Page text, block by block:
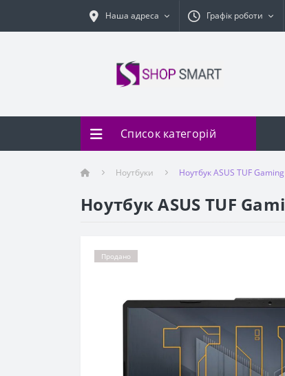
Наша адреса Графік роботи
Список категорій
Ноутбуки Ноутбук ASUS TUF
Ноутбук ASUS TUF
Продано